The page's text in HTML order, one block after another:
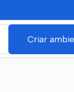
Criar